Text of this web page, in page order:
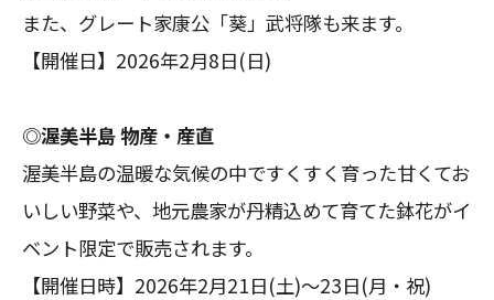
また、グレート家康公「葵」武将隊も来ます。
【開催日】2026年2月8日(日)
◎渥美半島 物産・産直
渥美半島の温暖な気候の中ですくすく育った甘くてお
いしい野菜や、地元農家が丹精込めて育てた鉢花がイ
ベント限定で販売されます。
【開催日時】2026年2月21日(土)～23日(月・祝)